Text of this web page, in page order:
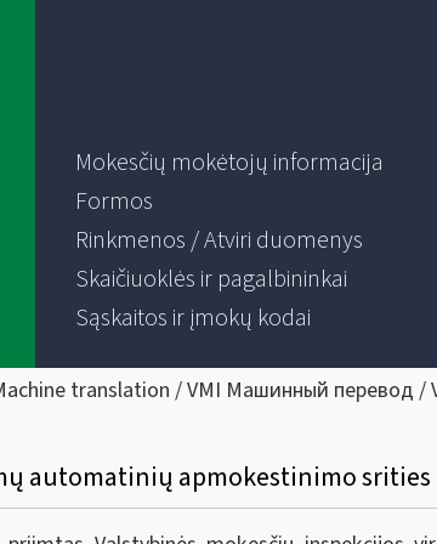
Mokesčių mokėtojų informacija
Formos
Rinkmenos / Atviri duomenys
Skaičiuoklės ir pagalbininkai
Sąskaitos ir įmokų kodai
translation / VMI Машинный перевод